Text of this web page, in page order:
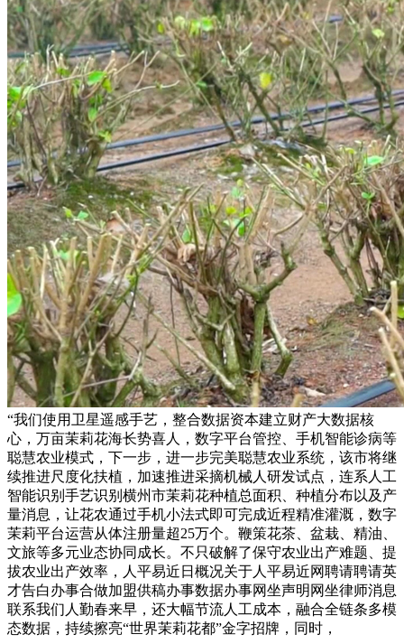
“我们使用卫星遥感手艺，整合数据资本建立财产大数据核
心，万亩茉莉花海长势喜人，数字平台管控、手机智能诊病等
聪慧农业模式，下一步，进一步完美聪慧农业系统，该市将继
续推进尺度化扶植，加速推进采摘机械人研发试点，连系人工
智能识别手艺识别横州市茉莉花种植总面积、种植分布以及产
量消息，让花农通过手机小法式即可完成近程精准灌溉，数字
茉莉平台运营从体注册量超25万个。鞭策花茶、盆栽、精油、
文旅等多元业态协同成长。不只破解了保守农业出产难题、提
拔农业出产效率，人平易近日概况关于人平易近网聘请聘请英
才告白办事合做加盟供稿办事数据办事网坐声明网坐律师消息
联系我们人勤春来早，还大幅节流人工成本，融合全链条多模
态数据，持续擦亮“世界茉莉花都”金字招牌，同时，